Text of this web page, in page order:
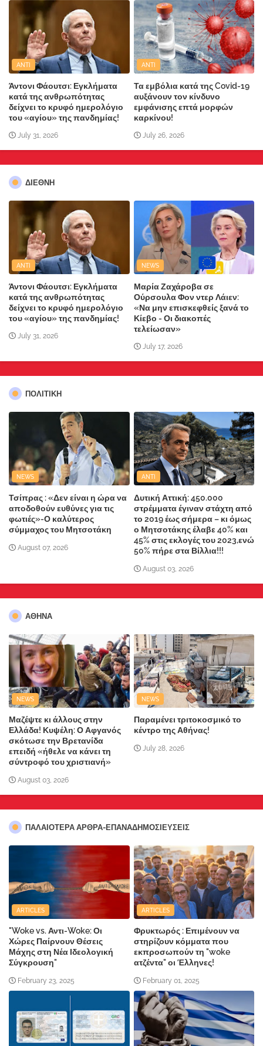
ANTI
Άντονι Φάουτσι: Εγκλήματα
κατά της ανθρωπότητας
δείχνει το κρυφό ημερολόγιο
του «αγίου» της πανδημίας!
July 31, 2026
ANTI
Τα εμβόλια κατά της Covid-19
αυξάνουν τον κίνδυνο
εμφάνισης επτά μορφών
καρκίνου!
July 26, 2026
ΔΙΕΘΝΗ
ANTI
Άντονι Φάουτσι: Εγκλήματα
κατά της ανθρωπότητας
δείχνει το κρυφό ημερολόγιο
του «αγίου» της πανδημίας!
July 31, 2026
NEWS
Μαρία Ζαχάροβα σε
Ούρσουλα Φον ντερ Λάιεν:
«Να μην επισκεφθείς ξανά το
Κίεβο - Οι διακοπές
τελείωσαν»
July 17, 2026
ΠΟΛΙΤΙΚΗ
NEWS
Τσίπρας : «Δεν είναι η ώρα να
αποδοθούν ευθύνες για τις
φωτιές»-Ο καλύτερος
σύμμαχος του Μητσοτάκη
August 07, 2026
ANTI
Δυτική Αττική: 450.000
στρέμματα έγιναν στάχτη από
το 2019 έως σήμερα – κι όμως
ο Μητσοτάκης έλαβε 40% και
45% στις εκλογές του 2023,ενώ
50% πήρε στα Βίλλια!!!
August 03, 2026
ΑΘΗΝΑ
NEWS
Μαζέψτε κι άλλους στην
Ελλάδα! Κυψέλη: Ο Αφγανός
σκότωσε την Βρετανίδα
επειδή «ήθελε να κάνει τη
σύντροφό του χριστιανή»
August 03, 2026
NEWS
Παραμένει τριτοκοσμικό το
κέντρο της Αθήνας!
July 28, 2026
ΠΑΛΑΙΟΤΕΡΑ ΑΡΘΡΑ-ΕΠΑΝΑΔΗΜΟΣΙΕΥΣΕΙΣ
ARTICLES
"Woke vs. Αντι-Woke: Οι
Χώρες Παίρνουν Θέσεις
Μάχης στη Νέα Ιδεολογική
Σύγκρουση"
February 23, 2025
ARTICLES
Φρυκτωρός : Επιμένουν να
στηρίζουν κόμματα που
εκπροσωπούν τη "woke
ατζέντα" οι Έλληνες!
February 01, 2025